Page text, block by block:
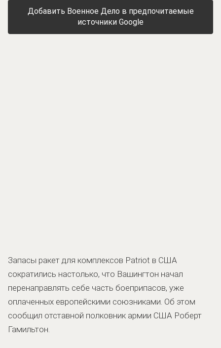
Добавить Военное Дело в предпочитаемые
источники Google
Запасы ракет для комплексов Patriot в США
сократились настолько, что Вашингтон начал
перенаправлять себе часть боеприпасов, уже
оплаченных европейскими союзниками. Об этом
сообщил отставной полковник армии США Роберт
Гамильтон.